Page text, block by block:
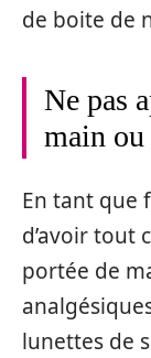
de boite de
Ne pas
main ou
En tant que
d’avoir tout
portée de
lunettes de